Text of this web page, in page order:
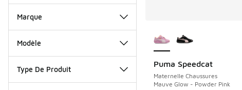
Marque
Modèle
Type De Produit
Puma Speedcat
Maternelle Chaussures
Mauve Glow - Powder Pink
NOUVEAU